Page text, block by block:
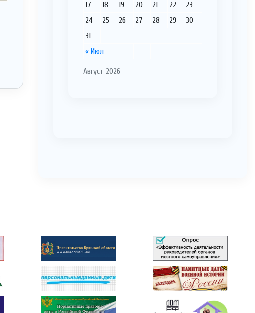
Август 2026
« Июл
17
18 19 20 21 22
23
24
25 26 27 28 29
30
31